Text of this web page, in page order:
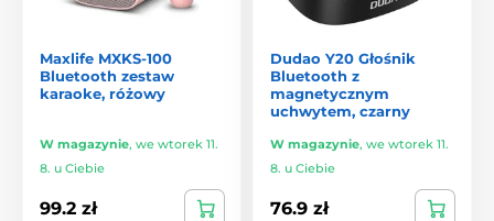
Maxlife MXKS-100
Bluetooth zestaw
karaoke, różowy
W magazynie, we wtorek 11.
8. u Ciebie
99.2 zł
Dudao Y20 Głośnik
Bluetooth z
magnetycznym
uchwytem, czarny
W magazynie, we wtorek 11.
8. u Ciebie
76.9 zł